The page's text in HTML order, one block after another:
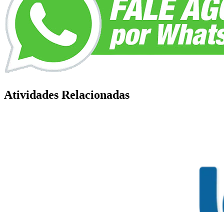
Atividades Relacionadas